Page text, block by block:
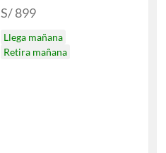
S/ 899
Llega mañana
Retira mañana